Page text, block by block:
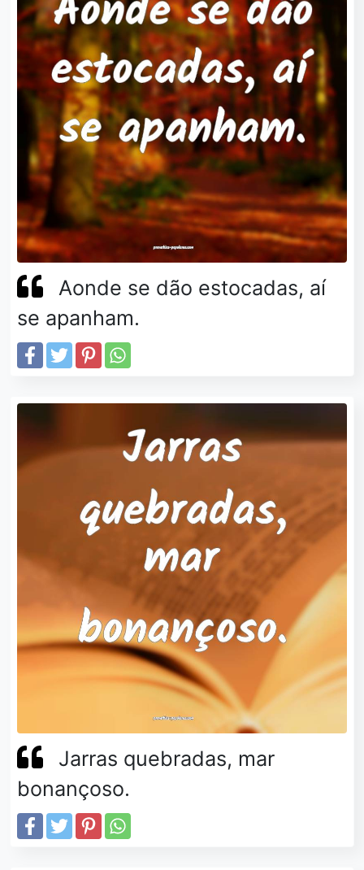
Aonde se dão estocadas, aí
se apanham.
Jarras quebradas, mar
bonançoso.